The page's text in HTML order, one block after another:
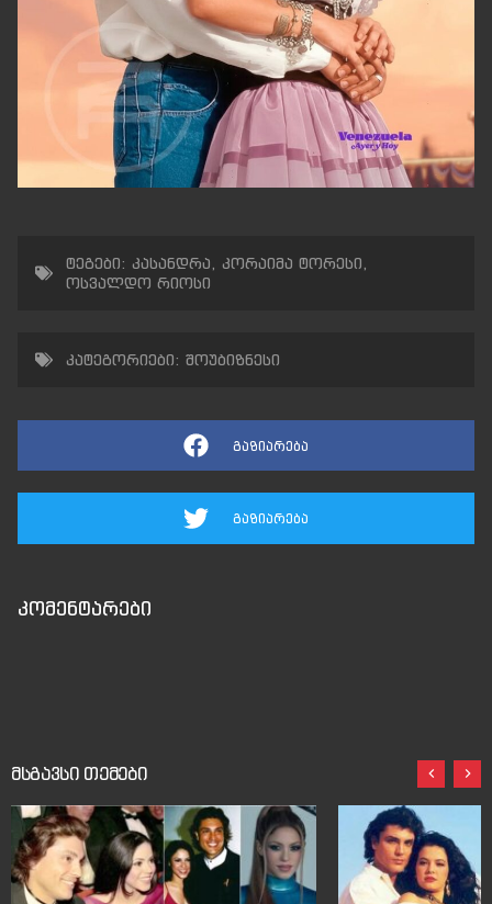
ტეგები: კასანდრა, კორაიმა ტორესი,
ოსვალდო რიოსი
კატეგორიები: შოუბიზნესი
გაზიარება
გაზიარება
კომენტარები
მსგავსი თემები